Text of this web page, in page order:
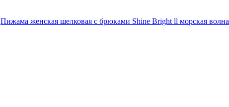
Пижама женская шелковая с брюками Shine Bright ll морская волна